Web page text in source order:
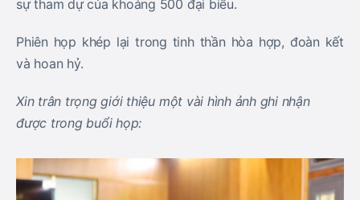
sự tham dự của khoảng 500 đại biểu.
Phiên họp khép lại trong tinh thần hòa hợp, đoàn kết
và hoan hỷ.
Xin trân trọng giới thiệu một vài hình ảnh ghi nhận
được trong buổi họp: